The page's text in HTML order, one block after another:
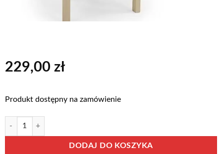
229,00 zł
Produkt dostępny na zamówienie
ilość PAWEŁ dąb sonoma/INARI 23
DODAJ DO KOSZYKA
Alternative: